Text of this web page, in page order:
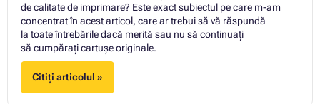
de calitate de imprimare? Este exact subiectul pe care m-am
concentrat în acest articol, care ar trebui să vă răspundă
la toate întrebările dacă merită sau nu să continuați
să cumpărați cartuşe originale.
Citiți articolul »